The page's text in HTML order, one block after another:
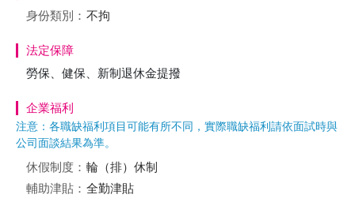
身份類別： 不拘
法定保障
勞保、健保、新制退休金提撥
企業福利
注意：各職缺福利項目可能有所不同，實際職缺福利請依面試時與
公司面談結果為準。
休假制度： 輪（排）休制
輔助津貼： 全勤津貼